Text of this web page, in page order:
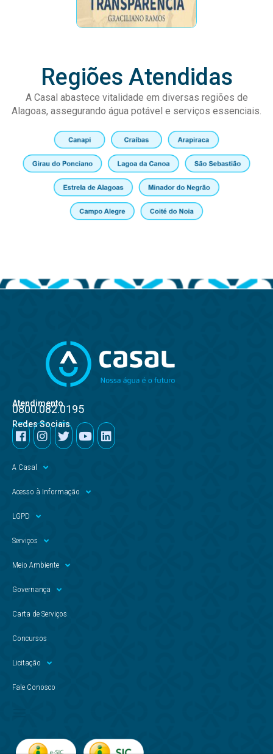
Regiões Atendidas
A Casal abastece vitalidade em diversas regiões de
Alagoas, assegurando água potável e serviços essenciais.
Atendimento
0800.082.0195
Redes Sociais
A Casal
Acesso à Informação
LGPD
Serviços
Meio Ambiente
Governança
Carta de Serviços
Concursos
Licitação
Fale Conosco